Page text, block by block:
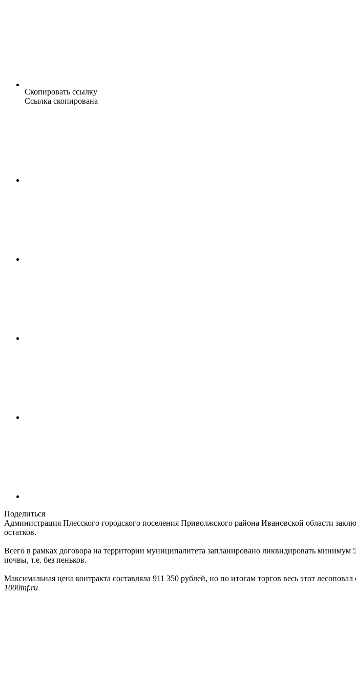
Скопировать ссылку
Ссылка скопирована
Поделиться
Администрация Плесского городского поселения Приволжского района Ивановской области
остатков.
Всего в рамках договора на территории муниципалитета запланировано ликвидировать
почвы, т.е. без пеньков.
Максимальная цена контракта составляла 911 350 рублей, но по итогам торгов весь этот
1000inf.ru